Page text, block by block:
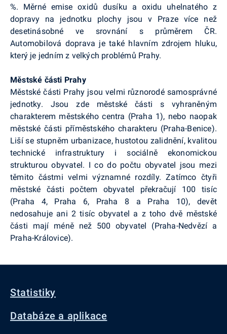
%. Měrné emise oxidů dusíku a oxidu uhelnatého z
dopravy na jednotku plochy jsou v Praze více než
desetinásobné ve srovnání s průměrem ČR.
Automobilová doprava je také hlavním zdrojem hluku,
který je jedním z velkých problémů Prahy.
Městské části Prahy
Městské části Prahy jsou velmi různorodé samosprávné
jednotky. Jsou zde městské části s vyhraněným
charakterem městského centra (Praha 1), nebo naopak
městské části příměstského charakteru (Praha-Benice).
Liší se stupněm urbanizace, hustotou zalidnění, kvalitou
technické infrastruktury i sociálně ekonomickou
strukturou obyvatel. I co do počtu obyvatel jsou mezi
těmito částmi velmi významné rozdíly. Zatímco čtyři
městské části počtem obyvatel překračují 100 tisíc
(Praha 4, Praha 6, Praha 8 a Praha 10), devět
nedosahuje ani 2 tisíc obyvatel a z toho dvě městské
části mají méně než 500 obyvatel (Praha-Nedvězí a
Praha-Královice).
Statistiky
Databáze a aplikace